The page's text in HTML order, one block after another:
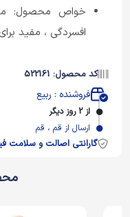
خواص محصول:
افسردگی ، مفید
کد محصول: 522161
فروشنده : ربیع
از 2 روز دیگر
ارسال از قم ، قم
گارانتی اصالت و سلامت